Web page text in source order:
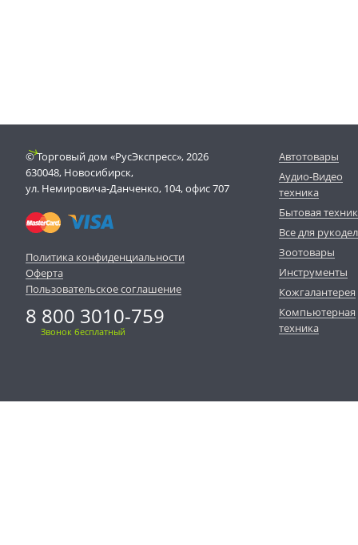
© Торговый дом «РусЭкспресс», 2026
630048, Новосибирск,
ул. Немировича-Данченко, 104, офис 707
Политика конфиденциальности
Оферта
Пользовательское соглашение
8 800 3010-759
Звонок бесплатный
Автотовары
Аудио-Видео
техника
Бытовая
Все для
Зоотовары
Инструменты
Кожгалантерея
Компьютерная
техника